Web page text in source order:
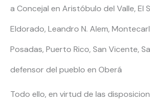
a Concejal en Aristóbulo del Valle, El
Eldorado, Leandro N. Alem,
Posadas, Puerto Rico, San Vicente,
defensor del pueblo en Oberá
Todo ello, en virtud de las